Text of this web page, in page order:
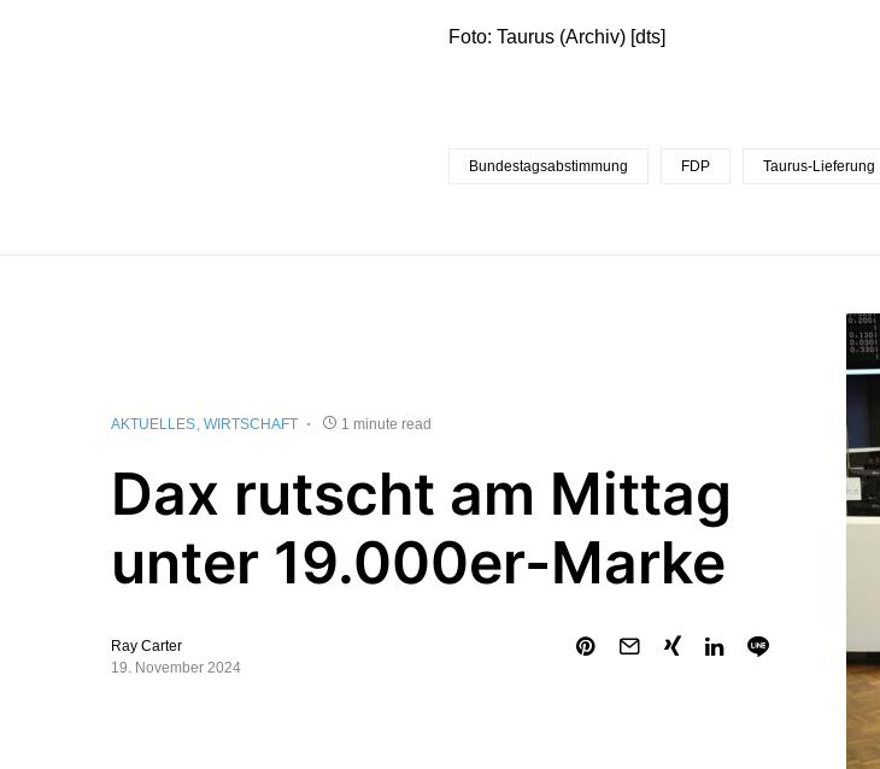
Foto: Taurus (Archiv) [dts]
Bundestagsabstimmung FDP Taurus-Lieferung
AKTUELLES WIRTSCHAFT 1 minute read
Dax rutscht am Mittag
unter 19.000er-Marke
Ray Carter
19. November 2024